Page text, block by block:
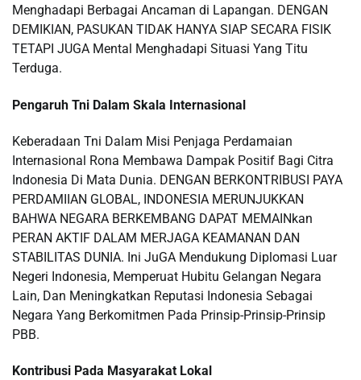
Menghadapi Berbagai Ancaman di Lapangan. DENGAN
DEMIKIAN, PASUKAN TIDAK HANYA SIAP SECARA FISIK
TETAPI JUGA Mental Menghadapi Situasi Yang Titu
Terduga.
Pengaruh Tni Dalam Skala Internasional
Keberadaan Tni Dalam Misi Penjaga Perdamaian
Internasional Rona Membawa Dampak Positif Bagi Citra
Indonesia Di Mata Dunia. DENGAN BERKONTRIBUSI PAYA
PERDAMIIAN GLOBAL, INDONESIA MERUNJUKKAN
BAHWA NEGARA BERKEMBANG DAPAT MEMAINkan
PERAN AKTIF DALAM MERJAGA KEAMANAN DAN
STABILITAS DUNIA. Ini JuGA Mendukung Diplomasi Luar
Negeri Indonesia, Memperuat Hubitu Gelangan Negara
Lain, Dan Meningkatkan Reputasi Indonesia Sebagai
Negara Yang Berkomitmen Pada Prinsip-Prinsip-Prinsip
PBB.
Kontribusi Pada Masyarakat Lokal